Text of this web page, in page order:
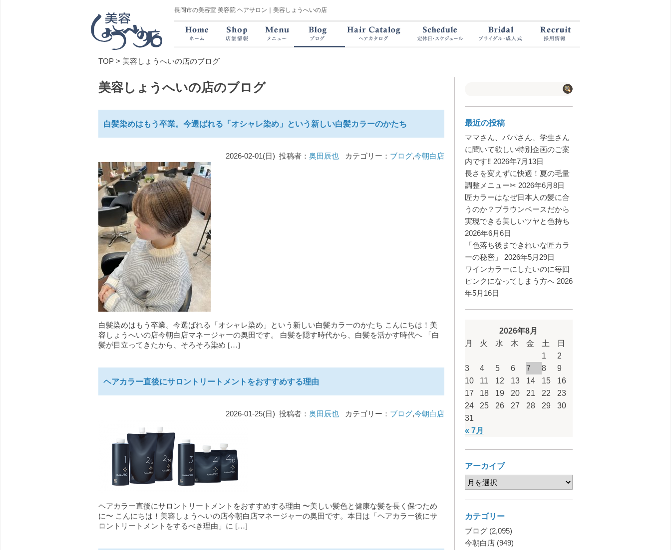
長岡市の美容室 美容院 ヘアサロン｜美容しょうへいの店
TOP > 美容しょうへいの店のブログ
美容しょうへいの店のブログ
白髪染めはもう卒業。今選ばれる「オシャレ染め」という新しい白髪カラーのかたち
2026-02-01(日) 投稿者： 奥田辰也カテゴリー： ブログ,今朝白店
白髪染めはもう卒業。今選ばれる「オシャレ染め」という新しい白髪カラーのかたち こんにちは！美
容しょうへいの店今朝白店マネージャーの奥田です。 白髪を隠す時代から、白髪を活かす時代へ 「白
髪が目立ってきたから、そろそろ染め […]
ヘアカラー直後にサロントリートメントをおすすめする理由
2026-01-25(日) 投稿者： 奥田辰也カテゴリー： ブログ,今朝白店
ヘアカラー直後にサロントリートメントをおすすめする理由 〜美しい髪色と健康な髪を長く保つため
に〜 こんにちは！美容しょうへいの店今朝白店マネージャーの奥田です。本日は「ヘアカラー後にサ
ロントリートメントをするべき理由」に […]
最近の投稿
ママさん、パパさん、学生さん
に聞いて欲しい特別企画のご案
内です‼️ 2026年7月13日
長さを変えずに快適！夏の毛量
調整メニュー✂︎ 2026年6月8日
匠カラーはなぜ日本人の髪に合
うのか？ブラウンベースだから
実現できる美しいツヤと色持ち
2026年6月6日
「色落ち後まできれいな匠カラ
ーの秘密」
2026年5月29日
ワインカラーにしたいのに毎回
ピンクになってしまう方へ 2026
年5月16日
2026年8月
月
火 水 木 金 土 日
« 7月
1
2
3
4 5 6 7 8
9
10
11 12 13 14 15
16
17
18 19 20 21 22
23
24
25 26 27 28 29
30
31
アーカイブ
カテゴリー
ブログ(2,095)
今朝白店(949)